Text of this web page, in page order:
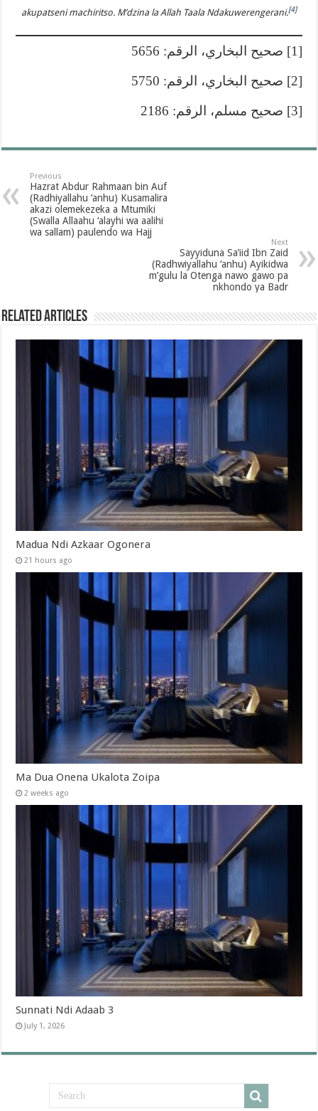
akupatseni machiritso. M’dzina la Allah Taala Ndakuwerengerani.[4]
[1] صحيح البخاري، الرقم: 5656
[2] صحيح البخاري، الرقم: 5750
[3] صحيح مسلم، الرقم: 2186
Previous
Hazrat Abdur Rahmaan bin Auf
(Radhiyallahu ‘anhu) Kusamalira
akazi olemekezeka a Mtumiki
(Swalla Allaahu ‘alayhi wa aalihi
wa sallam) paulendo wa Hajj
Next
Sayyiduna Sa’iid Ibn Zaid
(Radhwiyallahu ‘anhu) Ayikidwa
m’gulu la Otenga nawo gawo pa
nkhondo ya Badr
Related Articles
Madua Ndi Azkaar Ogonera
21 hours ago
Ma Dua Onena Ukalota Zoipa
2 weeks ago
Sunnati Ndi Adaab 3
July 1, 2026